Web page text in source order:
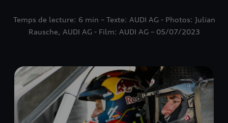
Temps de lecture: 6 min – Texte: AUDI AG - Photos: Julian
Rausche, AUDI AG - Film: AUDI AG – 05/07/2023